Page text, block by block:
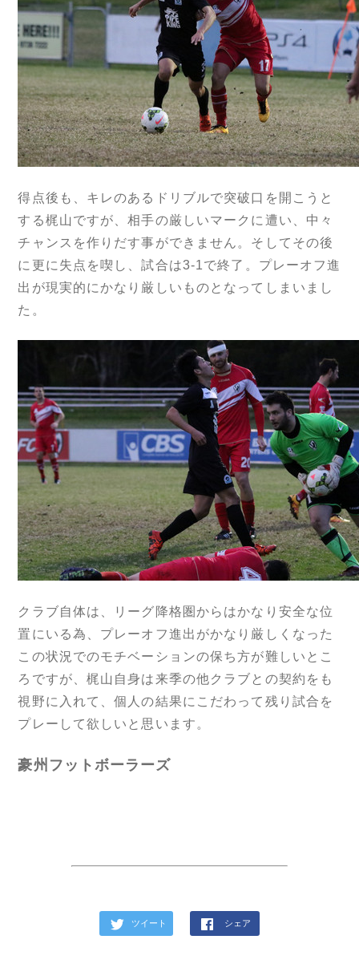
得点後も、キレのあるドリブルで突破口を開こうと
する梶山ですが、相手の厳しいマークに遭い、中々
チャンスを作りだす事ができません。そしてその後
に更に失点を喫し、試合は3-1で終了。プレーオフ進
出が現実的にかなり厳しいものとなってしまいまし
た。
クラブ自体は、リーグ降格圏からはかなり安全な位
置にいる為、プレーオフ進出がかなり厳しくなった
この状況でのモチベーションの保ち方が難しいとこ
ろですが、梶山自身は来季の他クラブとの契約をも
視野に入れて、個人の結果にこだわって残り試合を
プレーして欲しいと思います。
豪州フットボーラーズ
ツイート シェア